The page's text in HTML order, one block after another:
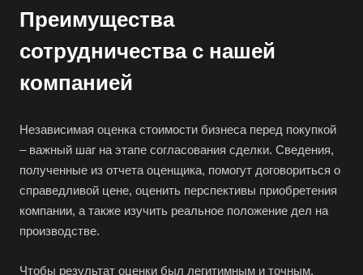
Преимущества
сотрудничества с нашей
компанией
Независимая оценка стоимости бизнеса перед покупкой
– важный шаг на этапе согласования сделки. Сведения,
полученные из отчета оценщика, помогут договориться о
справедливой цене, оценить перспективы приобретения
компании, а также изучить реальное положение дел на
производстве.
Чтобы результат оценки был легитимным и точным,
Батайск
Бахчисарай
Белая Калитва
Белебей
Белово
Белогорск
Белорецк
Белореченск